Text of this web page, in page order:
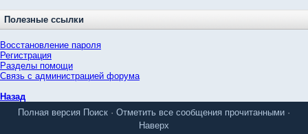
Полезные ссылки
Восстановление пароля
Регистрация
Разделы помощи
Связь с администрацией форума
Назад
Полная версия Поиск · Отметить все сообщения прочитанными ·
Наверх